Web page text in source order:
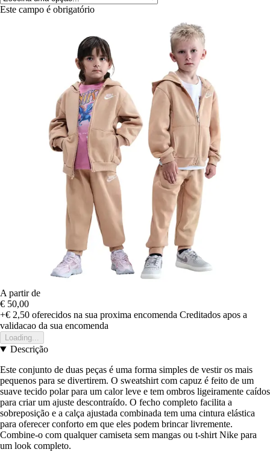
Este campo é obrigatório
A partir de
€ 50,00
+€ 2,50 oferecidos na sua proxima encomenda Creditados apos a
validacao da sua encomenda
Loading...
Descrição
Este conjunto de duas peças é uma forma simples de vestir os mais
pequenos para se divertirem. O sweatshirt com capuz é feito de um
suave tecido polar para um calor leve e tem ombros ligeiramente caídos
para criar um ajuste descontraído. O fecho completo facilita a
sobreposição e a calça ajustada combinada tem uma cintura elástica
para oferecer conforto em que eles podem brincar livremente.
Combine-o com qualquer camiseta sem mangas ou t-shirt Nike para
um look completo.